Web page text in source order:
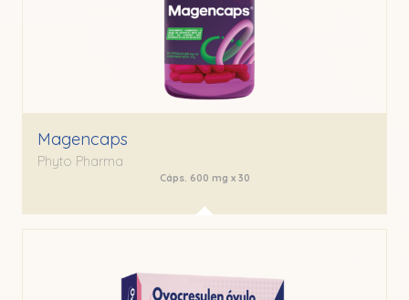
Magencaps
Phyto Pharma
Cáps. 600 mg x 30